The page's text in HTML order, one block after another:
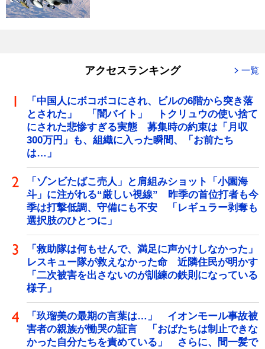
アクセスランキング 一覧
「中国人にボコボコにされ、ビルの6階から突き落
とされた」 「闇バイト」 トクリュウの使い捨て
にされた悲惨すぎる実態 募集時の約束は「月収
300万円」も、組織に入った瞬間、「お前たち
は…」
「ゾンビたばこ売人」と肩組みショット「小園海
斗」に注がれる“厳しい視線” 昨季の首位打者も今
季は打撃低調、守備にも不安 「レギュラー剥奪も
選択肢のひとつに」
「救助隊は何もせんで、満足に声かけしなかった」
レスキュー隊が救えなかった命 近隣住民が明かす
「二次被害を出さないのが訓練の鉄則になっている
様子」
「玖瑠美の最期の言葉は…」 イオンモール事故被
害者の親族が慟哭の証言 「おばたちは制止できな
かった自分たちを責めている」 さらに、間一髪で